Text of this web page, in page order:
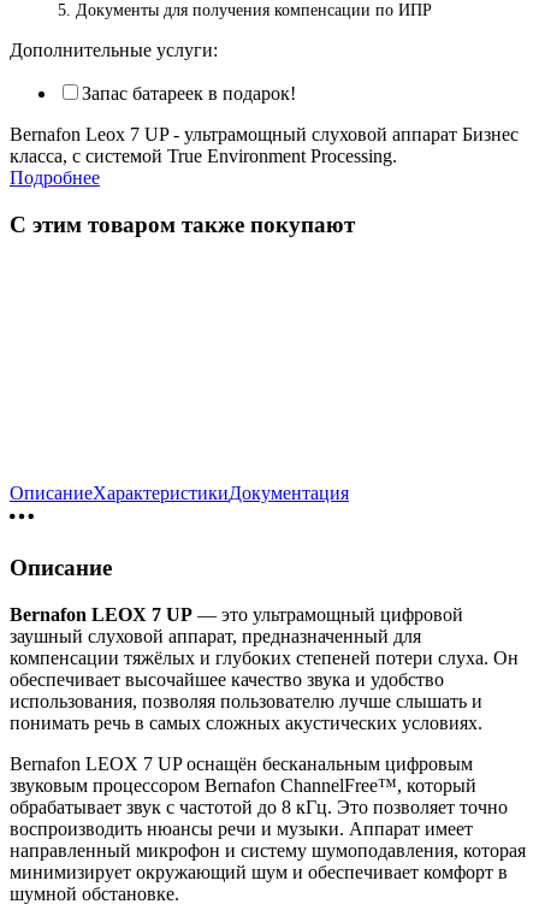
5. Документы для получения компенсации по ИПР
Дополнительные услуги:
Запас батареек в подарок!
Bernafon Leox 7 UP - ультрамощный слуховой аппарат Бизнес
класса, с системой True Environment Processing.
Подробнее
С этим товаром также покупают
ОписаниеХарактеристикиДокументация
Описание
Bernafon LEOX 7 UP — это ультрамощный цифровой
заушный слуховой аппарат, предназначенный для
компенсации тяжёлых и глубоких степеней потери слуха. Он
обеспечивает высочайшее качество звука и удобство
использования, позволяя пользователю лучше слышать и
понимать речь в самых сложных акустических условиях.
Bernafon LEOX 7 UPоснащён бесканальным цифровым
звуковым процессором Bernafon ChannelFree™, который
обрабатывает звук с частотой до 8 кГц. Это позволяет точно
воспроизводить нюансы речи и музыки. Аппарат имеет
направленный микрофон и систему шумоподавления, которая
минимизирует окружающий шум и обеспечивает комфорт в
шумной обстановке.